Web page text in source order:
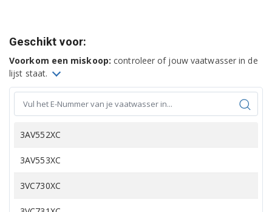
Geschikt voor:
Voorkom een miskoop: controleer of jouw vaatwasser in de
lijst staat.
3AV552XC
3AV553XC
3VC730XC